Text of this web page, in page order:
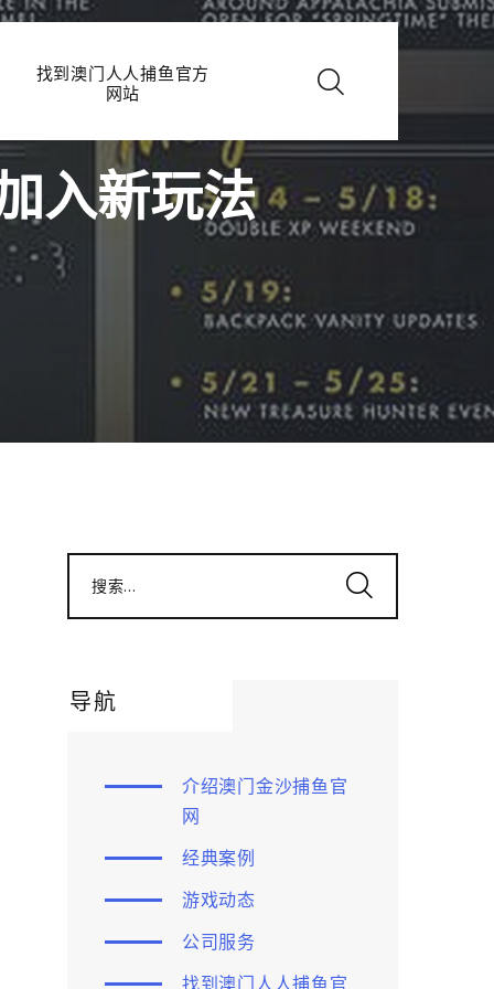
找到澳门人人捕鱼官方
网站
入新玩法
搜索...
导航
介绍澳门金沙捕鱼官
网
经典案例
游戏动态
公司服务
找到澳门人人捕鱼官